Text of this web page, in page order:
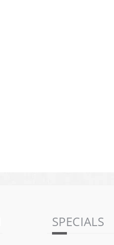
SPECIALS